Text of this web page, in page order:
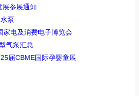
展参展通知
泵
家电及消费电子博览会
气泵汇总
届CBME国际孕婴童展